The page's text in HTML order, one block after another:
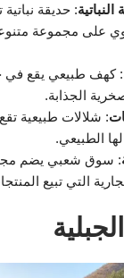
على مجموعة
: كهف طبيعي يقع في
الجذابة.
: شلالات طبيعية
الطبيعي.
: سوق شعبي يضم
التي تبيع